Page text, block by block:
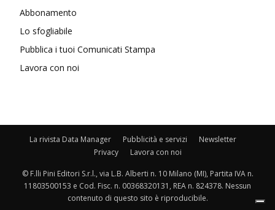
Abbonamento
Lo sfogliabile
Pubblica i tuoi Comunicati Stampa
Lavora con noi
La rivista Data Manager Pubblicità e servizi
Newsletter
Privacy
Lavora con noi
© F.lli Pini Editori S.r.l., via L.B. Alberti n. 10 Milano (MI), Partita IVA n.
11803500153 e Cod. Fisc. n. 00368320131, REA n. 824378. Nessun
contenuto di questo sito è riproducibile.